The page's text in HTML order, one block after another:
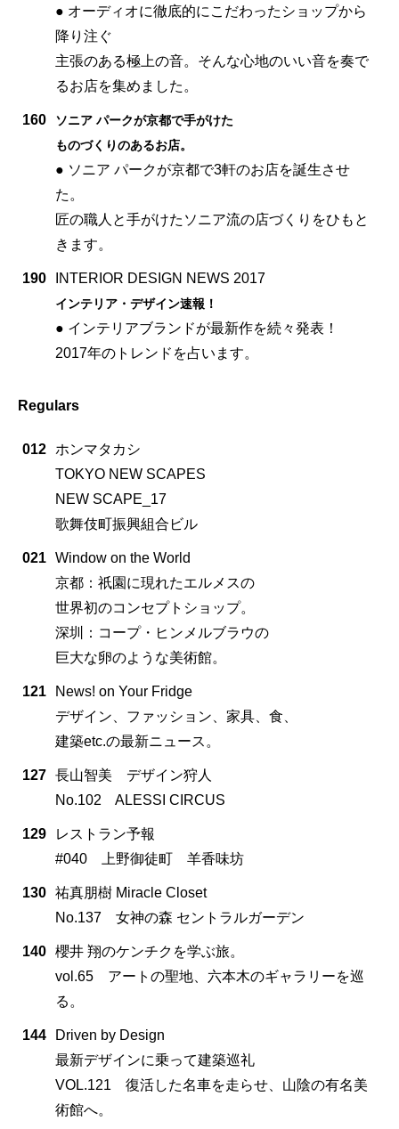
● オーディオに徹底的にこだわったショップから
降り注ぐ
主張のある極上の音。そんな心地のいい音を奏で
るお店を集めました。
160
ソニア パークが京都で手がけた
ものづくりのあるお店。
● ソニア パークが京都で3軒のお店を誕生させ
た。
匠の職人と手がけたソニア流の店づくりをひもと
きます。
190 INTERIOR DESIGN NEWS 2017
インテリア・デザイン速報！
● インテリアブランドが最新作を続々発表！
2017年のトレンドを占います。
Regulars
012
ホンマタカシ
TOKYO NEW SCAPES
NEW SCAPE_17
歌舞伎町振興組合ビル
021 Window on the World
京都：祇園に現れたエルメスの
世界初のコンセプトショップ。
深圳：コープ・ヒンメルブラウの
巨大な卵のような美術館。
121
News! on Your Fridge
デザイン、ファッション、家具、食、
建築etc.の最新ニュース。
127 長山智美 デザイン狩人
No.102 ALESSI CIRCUS
129
レストラン予報
#040 上野御徒町 羊香味坊
130 祐真朋樹 Miracle Closet
No.137 女神の森 セントラルガーデン
140 櫻井 翔のケンチクを学ぶ旅。
vol.65 アートの聖地、六本木のギャラリーを巡
る。
144
Driven by Design
最新デザインに乗って建築巡礼
VOL.121 復活した名車を走らせ、山陰の有名美
術館へ。